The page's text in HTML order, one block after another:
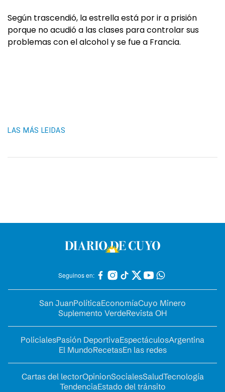
Según trascendió, la estrella está por ir a prisión
porque no acudió a las clases para controlar sus
problemas con el alcohol y se fue a Francia.
LAS MÁS LEIDAS
Seguinos en:
San JuanPolíticaEconomíaCuyo Minero
Suplemento VerdeRevista OH
PolicialesPasión DeportivaEspectáculosArgentina
El MundoRecetasEn las redes
Cartas del lectorOpinionSocialesSaludTecnología
TendenciaEstado del tránsito